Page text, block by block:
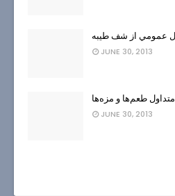
عمومي از شف طيبه
JUNE 30, 2013
طعم‌ها و مزه‌ها
JUNE 30, 2013